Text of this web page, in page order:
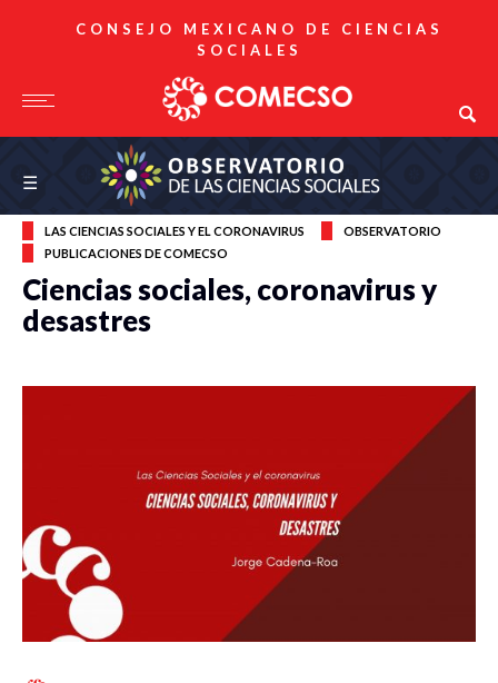
CONSEJO MEXICANO DE CIENCIAS
SOCIALES
Observatorio de las Ciencias Sociales
☰
LAS CIENCIAS SOCIALES Y EL CORONAVIRUS
OBSERVATORIO
PUBLICACIONES DE COMECSO
Ciencias sociales, coronavirus y
desastres